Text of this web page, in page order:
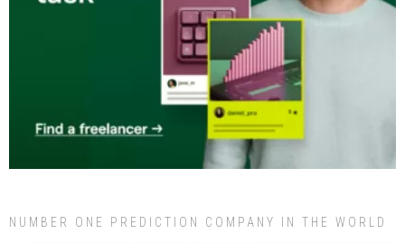
NUMBER ONE PREDICTION COMPANY IN THE WORLD